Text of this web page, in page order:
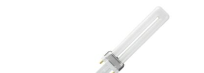
Bæta á
óskalista